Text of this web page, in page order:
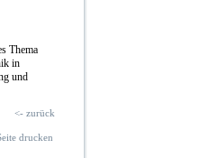
Thema
in
und
<- zurück
drucken